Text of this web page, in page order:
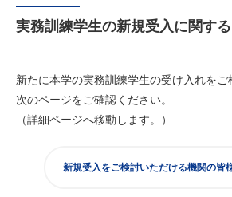
実務訓練学生の新規受入に関す
新たに本学の実務訓練学生の受け入れをご
次のページをご確認ください。
（詳細ページへ移動します。）
新規受入をご検討いただける機関の皆